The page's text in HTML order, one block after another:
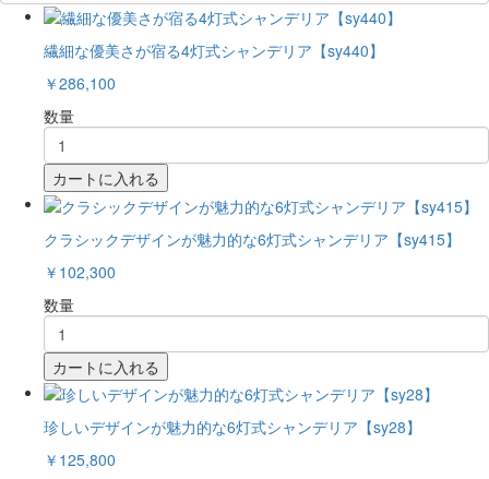
繊細な優美さが宿る4灯式シャンデリア【sy440】
￥286,100
数量
カートに入れる
クラシックデザインが魅力的な6灯式シャンデリア【sy415】
￥102,300
数量
カートに入れる
珍しいデザインが魅力的な6灯式シャンデリア【sy28】
￥125,800